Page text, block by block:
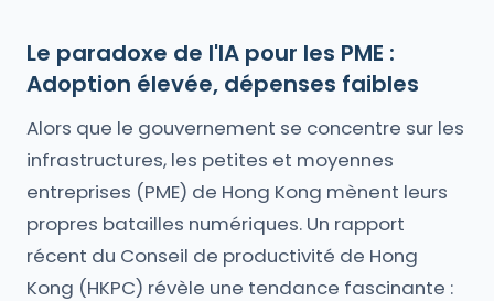
Le paradoxe de l'IA pour les PME :
Adoption élevée, dépenses faibles
Alors que le gouvernement se concentre sur les
infrastructures, les petites et moyennes
entreprises (PME) de Hong Kong mènent leurs
propres batailles numériques. Un rapport
récent du Conseil de productivité de Hong
Kong (HKPC) révèle une tendance fascinante :